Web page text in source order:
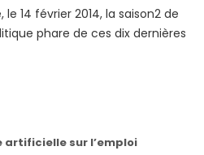
14 février 2014, la saison2 de
phare de ces dix dernières
artificielle sur l’emploi